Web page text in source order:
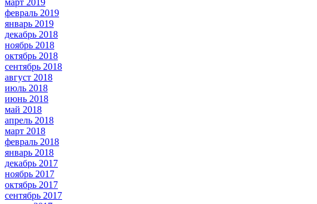
февраль 2019
январь 2019
декабрь 2018
ноябрь 2018
октябрь 2018
сентябрь 2018
август 2018
июль 2018
июнь 2018
май 2018
апрель 2018
март 2018
февраль 2018
январь 2018
декабрь 2017
ноябрь 2017
октябрь 2017
сентябрь 2017